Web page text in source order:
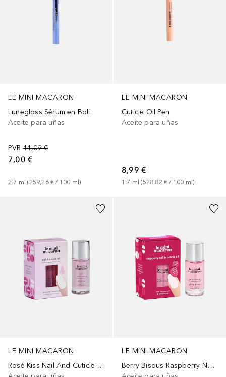
LE MINI MACARON
Lunegloss Sérum en Boli
Aceite para uñas
PVR 11,09 €
7,00 €
2.7 ml (259,26 € / 100 ml)
LE MINI MACARON
Cuticle Oil Pen
Aceite para uñas
8,99 €
1.7 ml (528,82 € / 100 ml)
LE MINI MACARON
Rosé Kiss Nail And Cuticle Oil
LE MINI MACARON
Berry Bisous Raspberry Nail & Cuticle Oil